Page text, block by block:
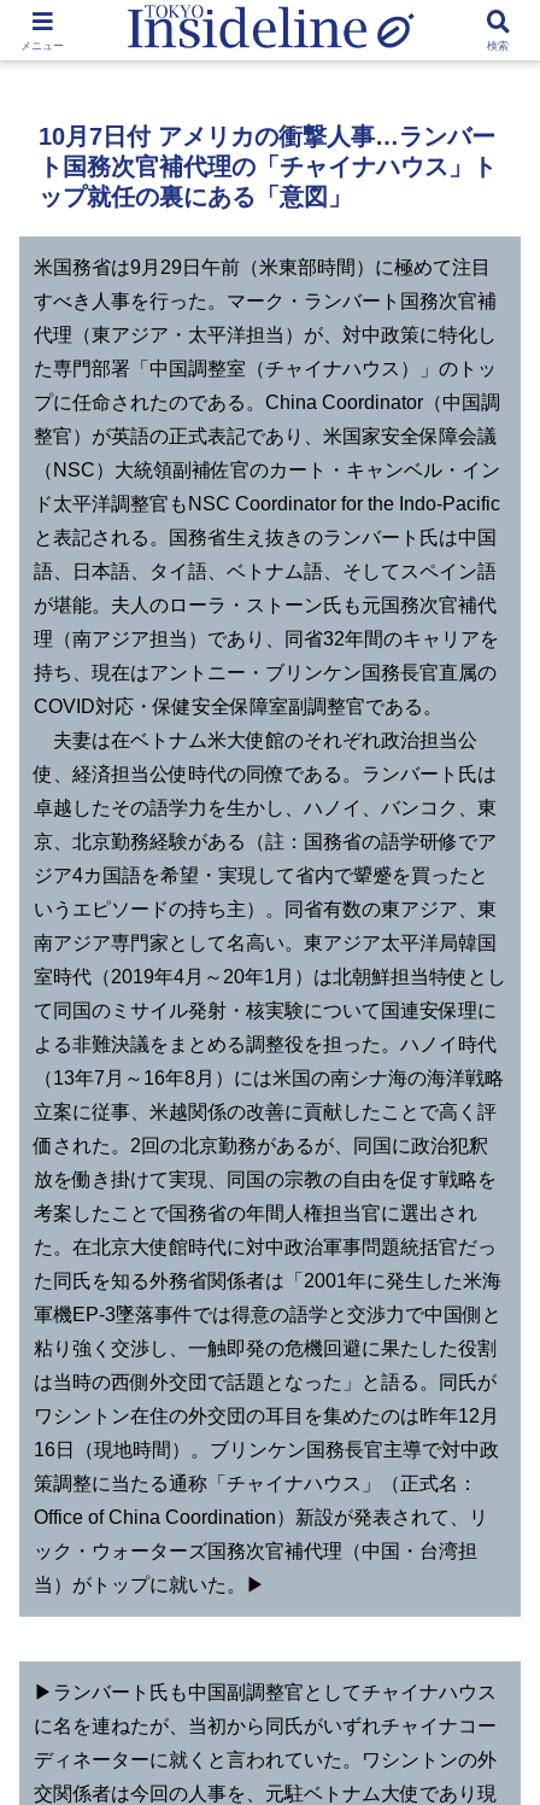
by Toshikawa Takao
10月7日付 アメリカの衝撃人事…ランバー
ト国務次官補代理の「チャイナハウス」ト
ップ就任の裏にある「意図」
米国務省は9月29日午前（米東部時間）に極めて注目
すべき人事を行った。マーク・ランバート国務次官補
代理（東アジア・太平洋担当）が、対中政策に特化し
た専門部署「中国調整室（チャイナハウス）」のトッ
プに任命されたのである。China Coordinator（中国調
整官）が英語の正式表記であり、米国家安全保障会議
（NSC）大統領副補佐官のカート・キャンベル・イン
ド太平洋調整官もNSC Coordinator for the Indo-Pacific
と表記される。国務省生え抜きのランバート氏は中国
語、日本語、タイ語、ベトナム語、そしてスペイン語
が堪能。夫人のローラ・ストーン氏も元国務次官補代
理（南アジア担当）であり、同省32年間のキャリアを
持ち、現在はアントニー・ブリンケン国務長官直属の
COVID対応・保健安全保障室副調整官である。
夫妻は在ベトナム米大使館のそれぞれ政治担当公
使、経済担当公使時代の同僚である。ランバート氏は
卓越したその語学力を生かし、ハノイ、バンコク、東
京、北京勤務経験がある（註：国務省の語学研修でア
ジア4カ国語を希望・実現して省内で顰蹙を買ったと
いうエピソードの持ち主）。同省有数の東アジア、東
南アジア専門家として名高い。東アジア太平洋局韓国
室時代（2019年4月～20年1月）は北朝鮮担当特使とし
て同国のミサイル発射・核実験について国連安保理に
よる非難決議をまとめる調整役を担った。ハノイ時代
（13年7月～16年8月）には米国の南シナ海の海洋戦略
立案に従事、米越関係の改善に貢献したことで高く評
価された。2回の北京勤務があるが、同国に政治犯釈
放を働き掛けて実現、同国の宗教の自由を促す戦略を
考案したことで国務省の年間人権担当官に選出され
た。在北京大使館時代に対中政治軍事問題統括官だっ
た同氏を知る外務省関係者は「2001年に発生した米海
軍機EP-3墜落事件では得意の語学と交渉力で中国側と
粘り強く交渉し、一触即発の危機回避に果たした役割
は当時の西側外交団で話題となった」と語る。同氏が
ワシントン在住の外交団の耳目を集めたのは昨年12月
16日（現地時間）。ブリンケン国務長官主導で対中政
策調整に当たる通称「チャイナハウス」（正式名：
Office of China Coordination）新設が発表されて、リ
ック・ウォーターズ国務次官補代理（中国・台湾担
当）がトップに就いた。▶︎
▶︎ランバート氏も中国副調整官としてチャイナハウス
に名を連ねたが、当初から同氏がいずれチャイナコー
ディネーターに就くと言われていた。ワシントンの外
交関係者は今回の人事を、元駐ベトナム大使であり現
メニュー 検索